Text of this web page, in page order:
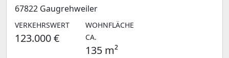
67822 Gaugrehweiler
VERKEHRSWERT
123.000 €
WOHNFLÄCHE
CA.
135 m²